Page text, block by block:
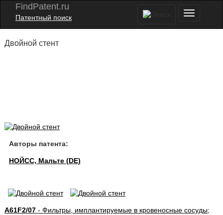
FindPatent.ru
Патентный поиск
Двойной стент
Авторы патента:
НОЙСС, Мальте (DE)
A61F2/07- Фильтры, имплантируемые в кровеносные сосуды;